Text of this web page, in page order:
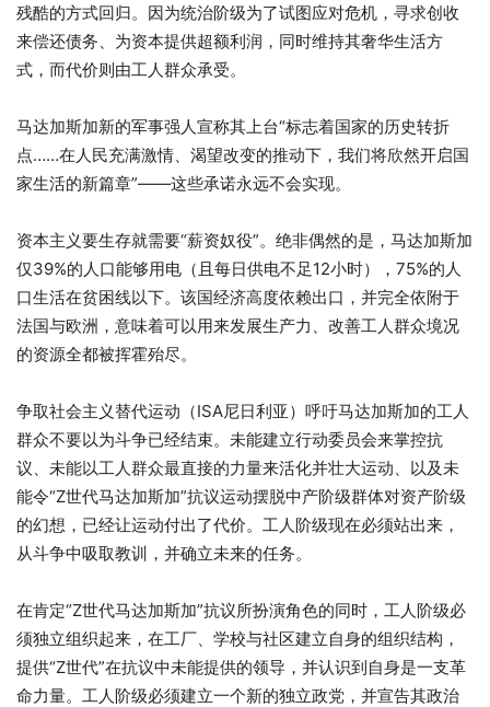
残酷的方式回归。因为统治阶级为了试图应对危机，寻求创收
来偿还债务、为资本提供超额利润，同时维持其奢华生活方
式，而代价则由工人群众承受。
马达加斯加新的军事强人宣称其上台“标志着国家的历史转折
点……在人民充满激情、渴望改变的推动下，我们将欣然开启国
家生活的新篇章”——这些承诺永远不会实现。
资本主义要生存就需要“薪资奴役”。绝非偶然的是，马达加斯加
仅39%的人口能够用电（且每日供电不足12小时），75%的人
口生活在贫困线以下。该国经济高度依赖出口，并完全依附于
法国与欧洲，意味着可以用来发展生产力、改善工人群众境况
的资源全都被挥霍殆尽。
争取社会主义替代运动（ISA尼日利亚）呼吁马达加斯加的工人
群众不要以为斗争已经结束。未能建立行动委员会来掌控抗
议、未能以工人群众最直接的力量来活化并壮大运动、以及未
能令“Z世代马达加斯加”抗议运动摆脱中产阶级群体对资产阶级
的幻想，已经让运动付出了代价。工人阶级现在必须站出来，
从斗争中吸取教训，并确立未来的任务。
在肯定“Z世代马达加斯加”抗议所扮演角色的同时，工人阶级必
须独立组织起来，在工厂、学校与社区建立自身的组织结构，
提供“Z世代”在抗议中未能提供的领导，并认识到自身是一支革
命力量。工人阶级必须建立一个新的独立政党，并宣告其政治